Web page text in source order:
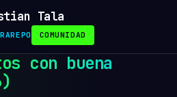
Tala
REPO COMUNIDAD
con buena